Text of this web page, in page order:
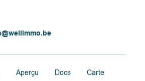
Aperçu Docs Carte